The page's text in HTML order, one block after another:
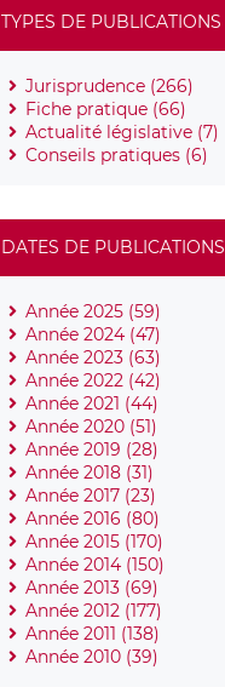
TYPES DE PUBLICATIONS
Jurisprudence (266)
Fiche pratique (66)
Actualité législative (7)
Conseils pratiques (6)
DATES DE PUBLICATIONS
Année 2025 (59)
Année 2024 (47)
Année 2023 (63)
Année 2022 (42)
Année 2021 (44)
Année 2020 (51)
Année 2019 (28)
Année 2018 (31)
Année 2017 (23)
Année 2016 (80)
Année 2015 (170)
Année 2014 (150)
Année 2013 (69)
Année 2012 (177)
Année 2011 (138)
Année 2010 (39)